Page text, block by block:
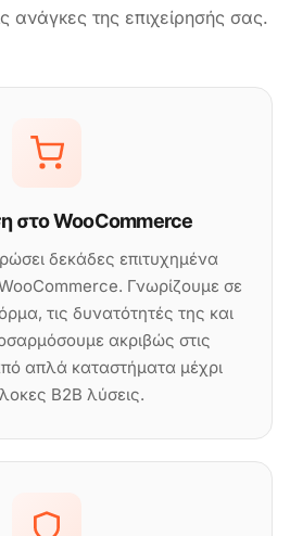
ανάγκες της επιχείρησής σας.
στο WooCommerce
δεκάδες επιτυχημένα
Γνωρίζουμε σε
τις δυνατότητές της και
ακριβώς στις
απλά καταστήματα μέχρι
B2B λύσεις.